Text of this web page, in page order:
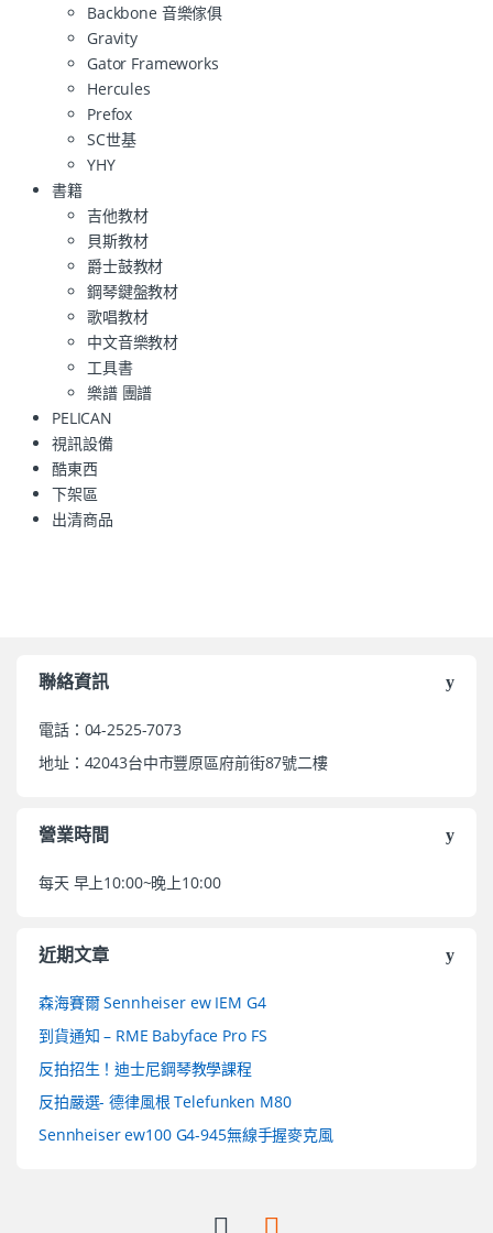
Backbone 音樂傢俱
Gravity
Gator Frameworks
Hercules
Prefox
SC世基
YHY
書籍
吉他教材
貝斯教材
爵士鼓教材
鋼琴鍵盤教材
歌唱教材
中文音樂教材
工具書
樂譜 團譜
PELICAN
視訊設備
酷東西
下架區
出清商品
聯絡資訊
電話：04-2525-7073
地址：42043台中市豐原區府前街87號二樓
營業時間
每天 早上10:00~晚上10:00
近期文章
森海賽爾 Sennheiser ew IEM G4
到貨通知 – RME Babyface Pro FS
反拍招生！迪士尼鋼琴教學課程
反拍嚴選- 德律風根 Telefunken M80
Sennheiser ew100 G4-945無線手握麥克風